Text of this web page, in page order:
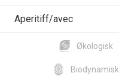
Aperitiff/avec
Økologisk
Biodynamisk